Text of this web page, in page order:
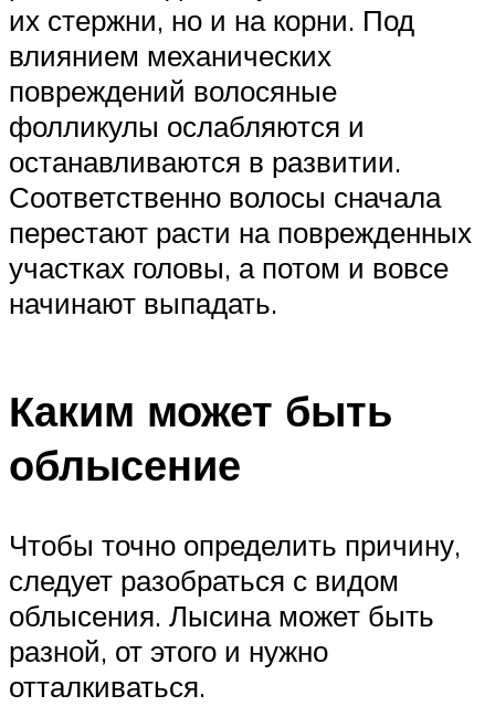
их стержни, но и на корни. Под
влиянием механических
повреждений волосяные
фолликулы ослабляются и
останавливаются в развитии.
Соответственно волосы сначала
перестают расти на поврежденных
участках головы, а потом и вовсе
начинают выпадать.
Каким может быть
облысение
Чтобы точно определить причину,
следует разобраться с видом
облысения. Лысина может быть
разной, от этого и нужно
отталкиваться.